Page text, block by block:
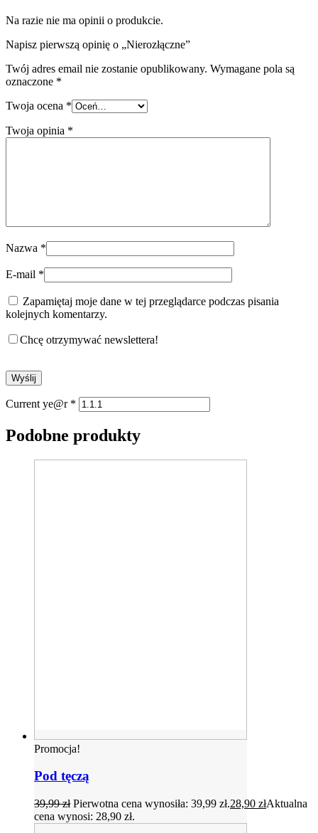
Na razie nie ma opinii o produkcie.
Napisz pierwszą opinię o „Nierozłączne”
Twój adres email nie zostanie opublikowany. Wymagane pola są
oznaczone *
Twoja ocena *
Twoja opinia *
Nazwa *
E-mail *
Zapamiętaj moje dane w tej przeglądarce podczas pisania
kolejnych komentarzy.
Chcę otrzymywać newslettera!
Current ye@r *
Podobne produkty
Promocja!
Pod tęczą
39,99zł Pierwotna cena wynosiła: 39,99 zł.28,90 złAktualna
cena wynosi: 28,90 zł.